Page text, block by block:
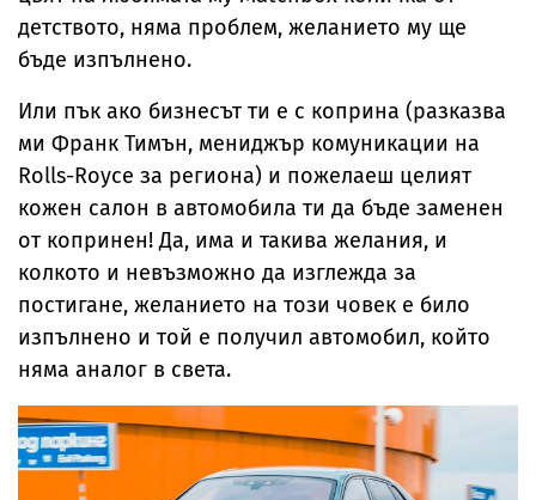
детството, няма проблем, желанието му ще
бъде изпълнено.
Или пък ако бизнесът ти е с коприна (разказва
ми Франк Тимън, мениджър комуникации на
Rolls-Royce за региона) и пожелаеш целият
кожен салон в автомобила ти да бъде заменен
от копринен! Да, има и такива желания, и
колкото и невъзможно да изглежда за
постигане, желанието на този човек е било
изпълнено и той е получил автомобил, който
няма аналог в света.